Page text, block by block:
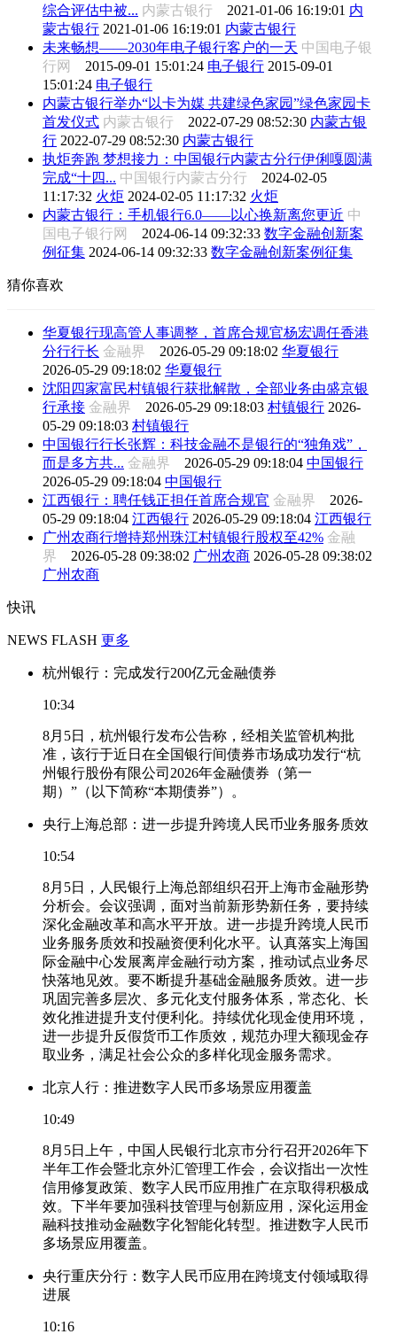
综合评估中被... 内蒙古银行 2021-01-06 16:19:01 内
蒙古银行 2021-01-06 16:19:01 内蒙古银行
未来畅想——2030年电子银行客户的一天 中国电子银
行网 2015-09-01 15:01:24 电子银行 2015-09-01
15:01:24 电子银行
内蒙古银行举办“以卡为媒 共建绿色家园”绿色家园卡
首发仪式 内蒙古银行 2022-07-29 08:52:30 内蒙古银
行 2022-07-29 08:52:30 内蒙古银行
执炬奔跑 梦想接力：中国银行内蒙古分行伊俐嘎圆满
完成“十四... 中国银行内蒙古分行 2024-02-05
11:17:32 火炬 2024-02-05 11:17:32 火炬
内蒙古银行：手机银行6.0——以心换新离您更近 中
国电子银行网 2024-06-14 09:32:33 数字金融创新案
例征集 2024-06-14 09:32:33 数字金融创新案例征集
猜你喜欢
华夏银行现高管人事调整，首席合规官杨宏调任香港
分行行长 金融界 2026-05-29 09:18:02 华夏银行
2026-05-29 09:18:02 华夏银行
沈阳四家富民村镇银行获批解散，全部业务由盛京银
行承接 金融界 2026-05-29 09:18:03 村镇银行 2026-
05-29 09:18:03 村镇银行
中国银行行长张辉：科技金融不是银行的“独角戏”，
而是多方共... 金融界 2026-05-29 09:18:04 中国银行
2026-05-29 09:18:04 中国银行
江西银行：聘任钱正担任首席合规官 金融界 2026-
05-29 09:18:04 江西银行 2026-05-29 09:18:04 江西银行
广州农商行增持郑州珠江村镇银行股权至42% 金融
界 2026-05-28 09:38:02 广州农商 2026-05-28 09:38:02
广州农商
快讯
NEWS FLASH 更多
杭州银行：完成发行200亿元金融债券
10:34
8月5日，杭州银行发布公告称，经相关监管机构批
准，该行于近日在全国银行间债券市场成功发行“杭
州银行股份有限公司2026年金融债券（第一
期）”（以下简称“本期债券”）。
央行上海总部：进一步提升跨境人民币业务服务质效
10:54
8月5日，人民银行上海总部组织召开上海市金融形势
分析会。会议强调，面对当前新形势新任务，要持续
深化金融改革和高水平开放。进一步提升跨境人民币
业务服务质效和投融资便利化水平。认真落实上海国
际金融中心发展离岸金融行动方案，推动试点业务尽
快落地见效。要不断提升基础金融服务质效。进一步
巩固完善多层次、多元化支付服务体系，常态化、长
效化推进提升支付便利化。持续优化现金使用环境，
进一步提升反假货币工作质效，规范办理大额现金存
取业务，满足社会公众的多样化现金服务需求。
北京人行：推进数字人民币多场景应用覆盖
10:49
8月5日上午，中国人民银行北京市分行召开2026年下
半年工作会暨北京外汇管理工作会，会议指出一次性
信用修复政策、数字人民币应用推广在京取得积极成
效。下半年要加强科技管理与创新应用，深化运用金
融科技推动金融数字化智能化转型。推进数字人民币
多场景应用覆盖。
央行重庆分行：数字人民币应用在跨境支付领域取得
进展
10:16